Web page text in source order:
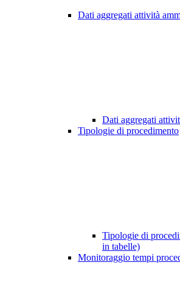
Dati aggregati attività
Dati aggregati
Tipologie di procedimento
Tipologie di
in tabelle)
Monitoraggio tempi